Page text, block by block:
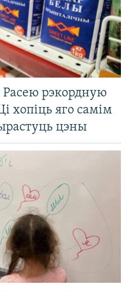
Расею рэкордную
хопіць яго самім
цэны